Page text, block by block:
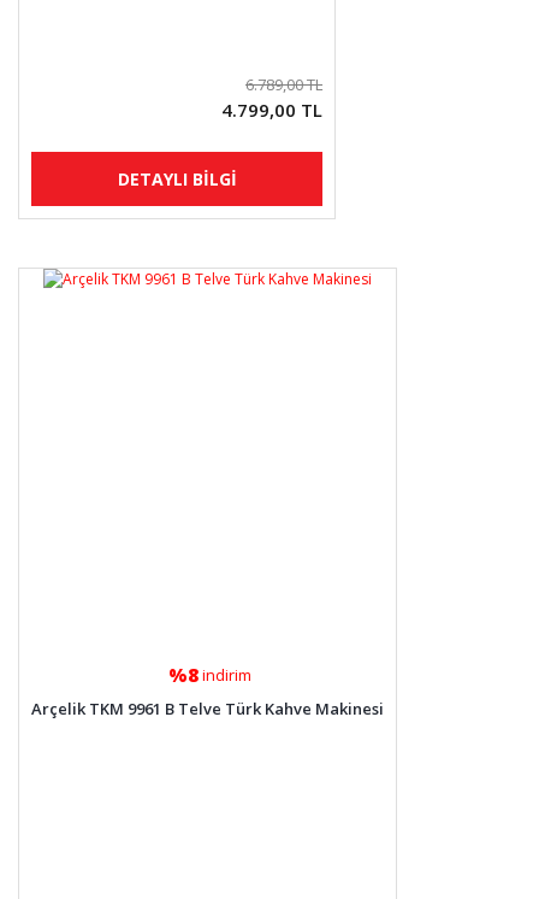
6.789,00 TL
4.799,00 TL
DETAYLI BİLGİ
%8indirim
Arçelik TKM 9961 B Telve Türk Kahve Makinesi